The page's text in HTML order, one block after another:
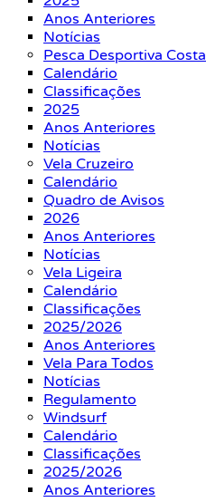
Anos Anteriores
Notícias
Pesca Desportiva Costa
Calendário
Classificações
2025
Anos Anteriores
Notícias
Vela Cruzeiro
Calendário
Quadro de Avisos
2026
Anos Anteriores
Notícias
Vela Ligeira
Calendário
Classificações
2025/2026
Anos Anteriores
Vela Para Todos
Notícias
Regulamento
Windsurf
Calendário
Classificações
2025/2026
Anos Anteriores